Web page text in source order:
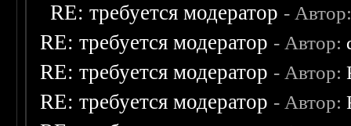
RE: требуется модератор -
RE: требуется модератор - Автор:
RE: требуется модератор - Автор:
RE: требуется модератор - Автор: